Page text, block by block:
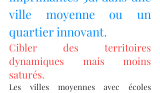
ville moyenne ou un
quartier innovant.
Cibler des territoires
dynamiques mais moins
saturés.
Les villes moyennes avec écoles